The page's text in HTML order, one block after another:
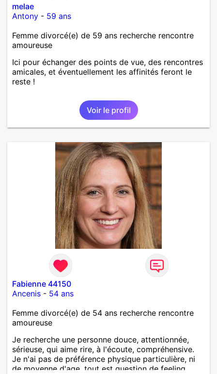
melae
Antony - 59 ans
Femme divorcé(e) de 59 ans recherche rencontre
amoureuse
Ici pour échanger des points de vue, des rencontres
amicales, et éventuellement les affinités feront le
reste !
Voir le profil
Fabienne 44150
Ancenis - 54 ans
Femme divorcé(e) de 54 ans recherche rencontre
amoureuse
Je recherche une personne douce, attentionnée,
sérieuse, qui aime rire, à l'écoute, compréhensive.
Je n'ai pas de préférence physique particulière, ni
de moyenne d'age, tout est question de feeling.